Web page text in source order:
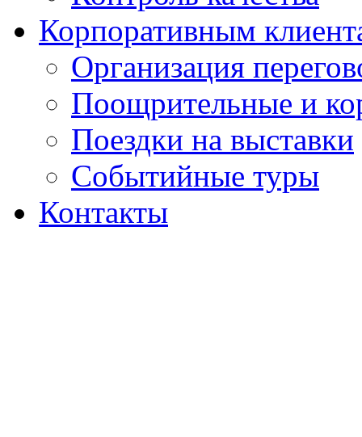
Корпоративным
Организация
Поощрительные и
Поездки на выставки
Событийные туры
Контакты